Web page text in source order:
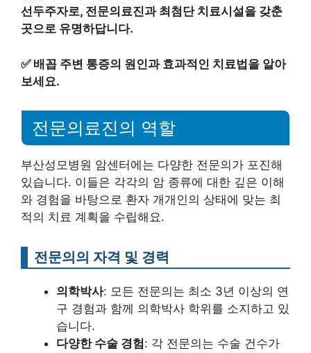
선두주자로, 전문의료진과 최첨단 치료시설을 갖춘
곳으로 유명하답니다.
✅ 배꼽 주변 통증의 원인과 효과적인 치료법을 알아
보세요.
전문의료진의 역할
부산성모병원 암센터에는 다양한 전문의가 포진해
있습니다. 이들은 각각의 암 종류에 대한 깊은 이해
와 경험을 바탕으로 환자 개개인의 상태에 맞는 최
적의 치료 계획을 수립해요.
전문의의 자격 및 경력
의학박사: 모든 전문의는 최소 3년 이상의 연
구 경험과 함께 의학박사 학위를 소지하고 있
습니다.
다양한 수술 경험: 각 전문의는 수술 건수가